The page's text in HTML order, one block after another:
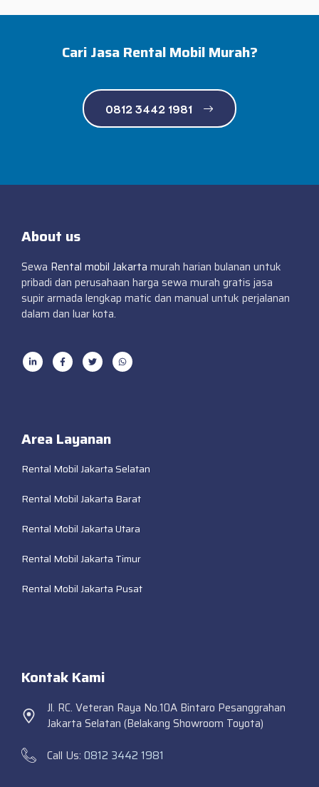
Cari Jasa Rental Mobil Murah?
0812 3442 1981
About us
Sewa Rental mobil Jakarta murah harian bulanan untuk
pribadi dan perusahaan harga sewa murah gratis jasa
supir armada lengkap matic dan manual untuk perjalanan
dalam dan luar kota.
Area Layanan
Rental Mobil Jakarta Selatan
Rental Mobil Jakarta Barat
Rental Mobil Jakarta Utara
Rental Mobil Jakarta Timur
Rental Mobil Jakarta Pusat
Kontak Kami
Jl. RC. Veteran Raya No.10A Bintaro Pesanggrahan
Jakarta Selatan (Belakang Showroom Toyota)
Call Us: 0812 3442 1981